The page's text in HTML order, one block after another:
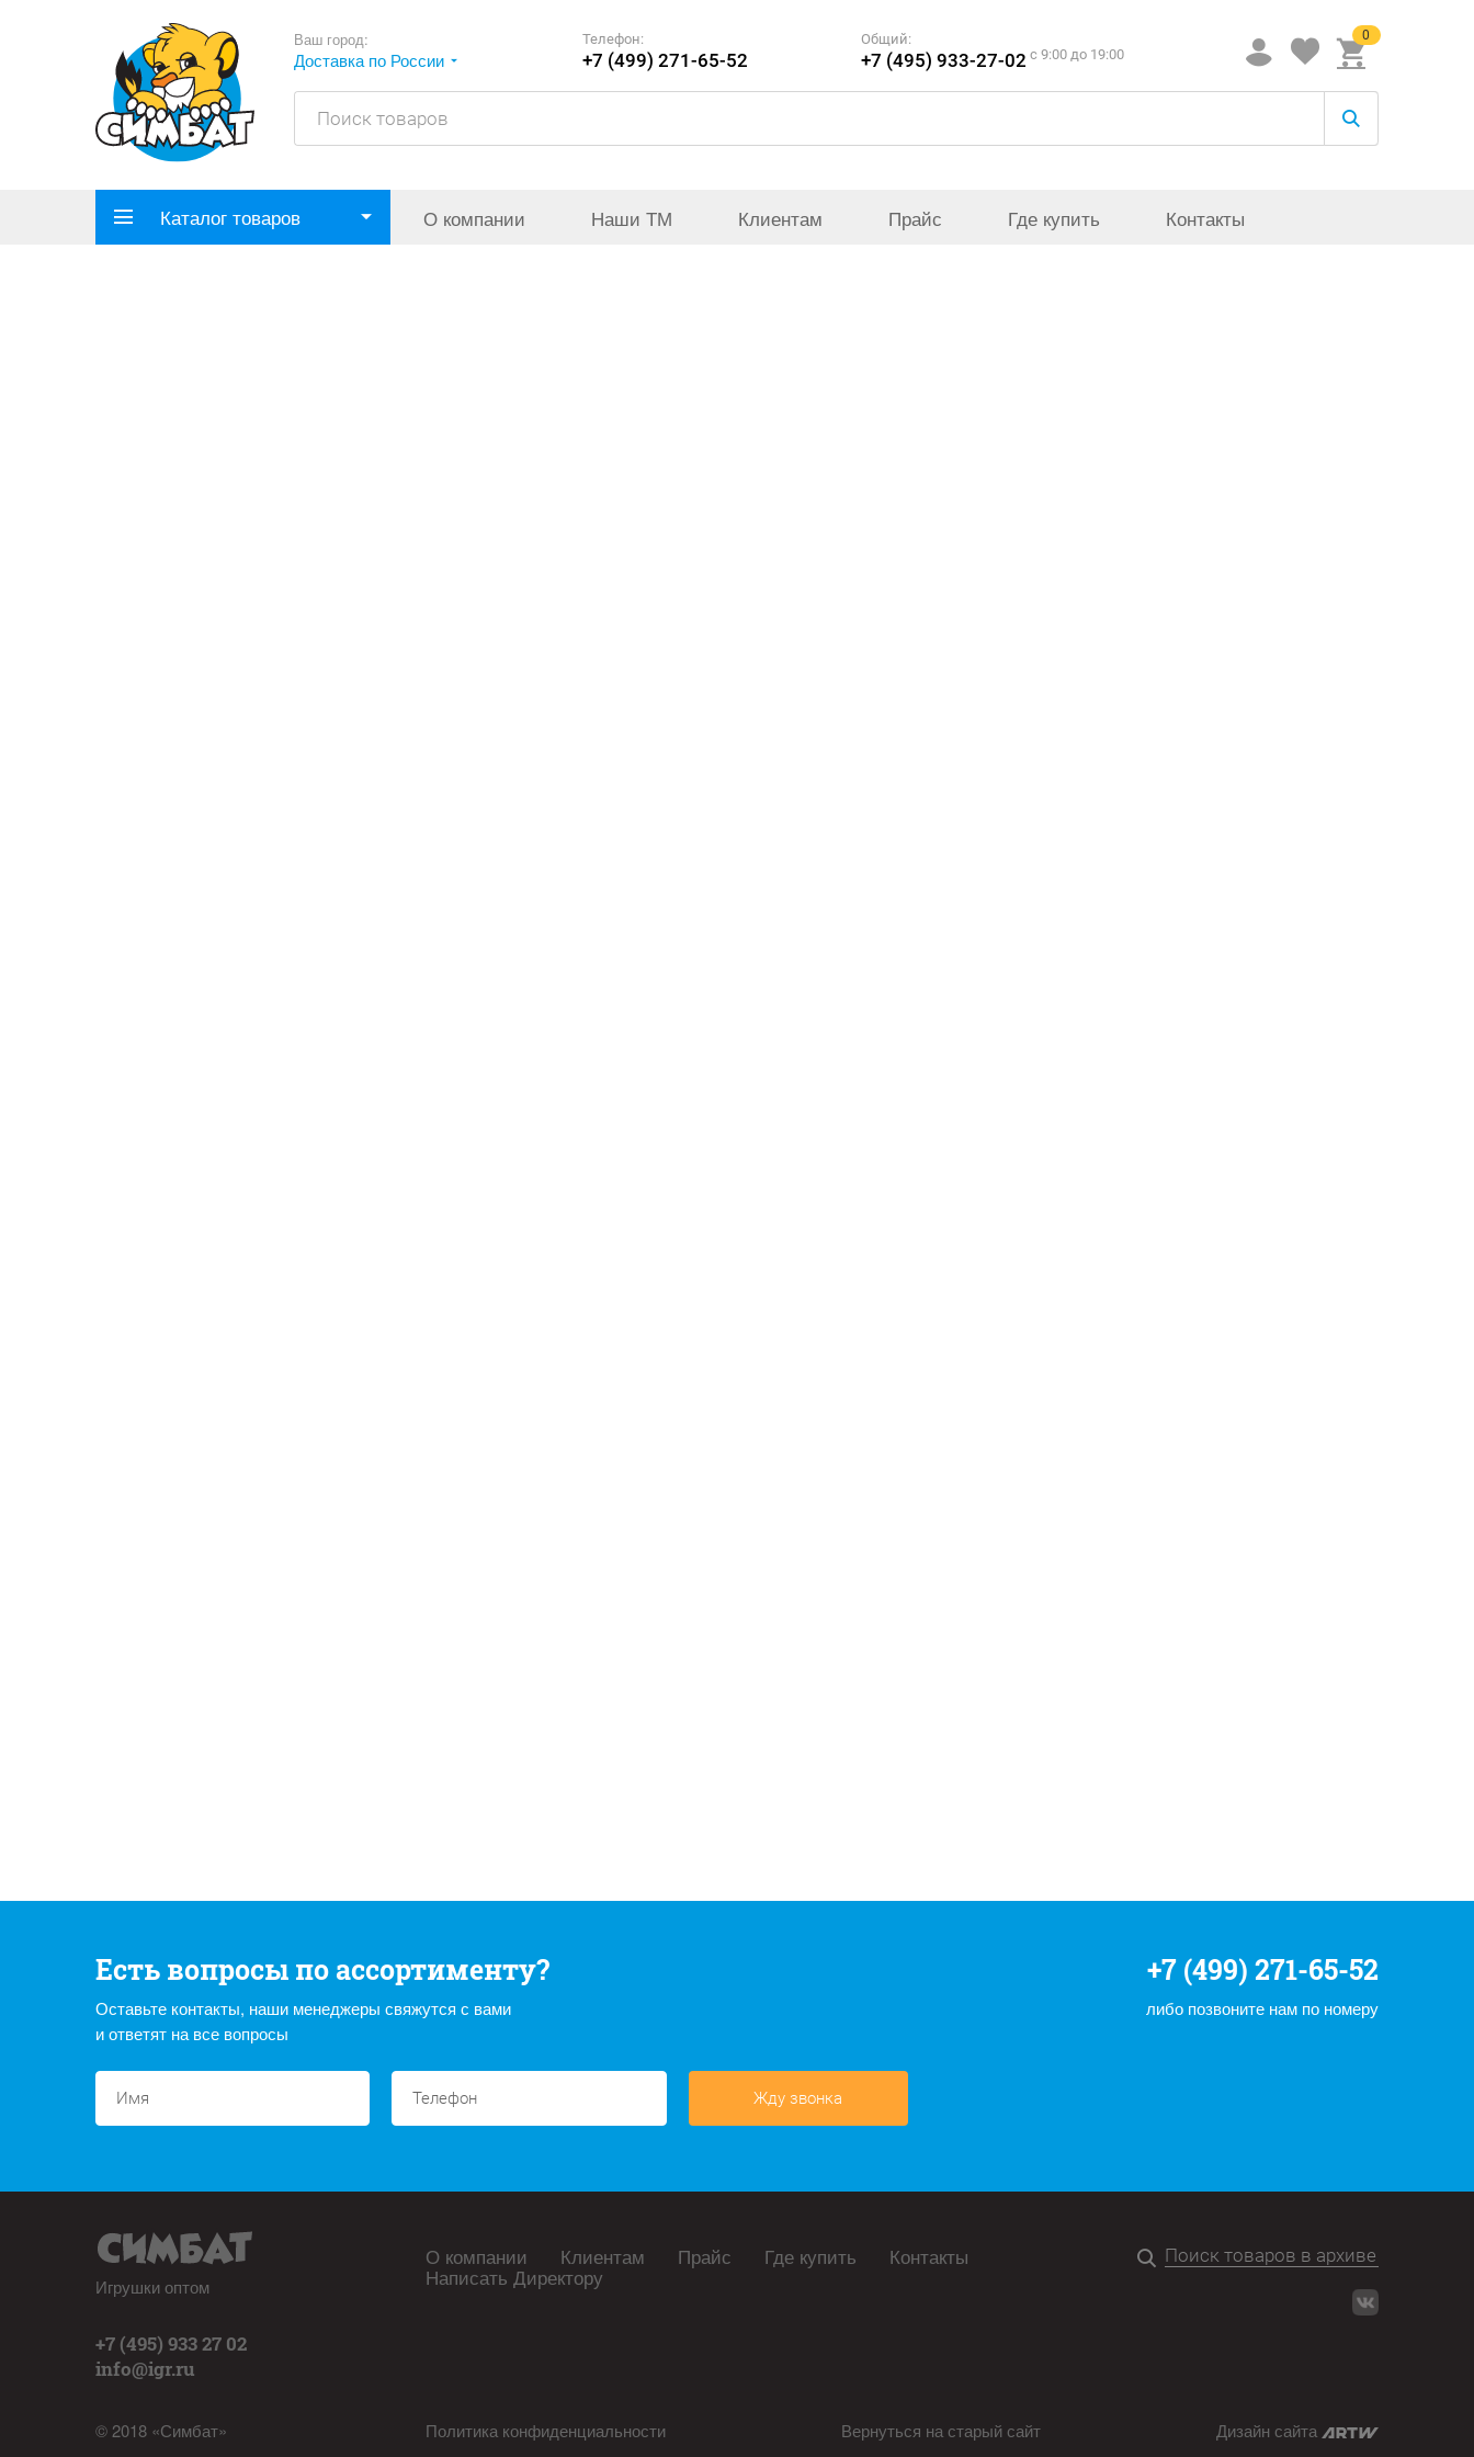
Ваш город:
Доставка по России
Телефон:
+7 (499) 271-65-52
Общий:
+7 (495) 933-27-02 c 9:00 до 19:00
0
Каталог товаров О компании Наши ТМ Клиентам Прайс Где купить Контакты
Есть вопросы по ассортименту?
Оставьте контакты, наши менеджеры свяжутся с вами
и ответят на все вопросы
+7 (499) 271-65-52
либо позвоните нам по номеру
Жду звонка
Игрушки оптом
+7 (495) 933 27 02
info@igr.ru
© 2018 «Симбат»
О компании Клиентам Прайс Где купить Контакты
Написать Директору
Политика конфиденциальности Вернуться на старый сайт Дизайн сайта